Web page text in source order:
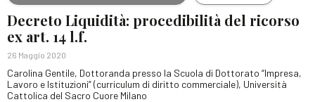
Decreto Liquidità: procedibilità del ricorso
ex art. 14 l.f.
26 Maggio 2020
Carolina Gentile, Dottoranda presso la Scuola di Dottorato “Impresa,
Lavoro e Istituzioni” (curriculum di diritto commerciale), Università
Cattolica del Sacro Cuore Milano